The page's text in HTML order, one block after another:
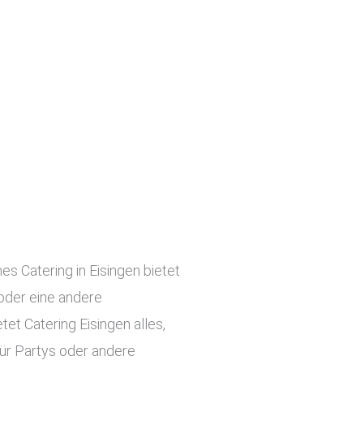
Catering in Eisingen bietet
eine andere
Catering Eisingen alles,
Partys oder andere